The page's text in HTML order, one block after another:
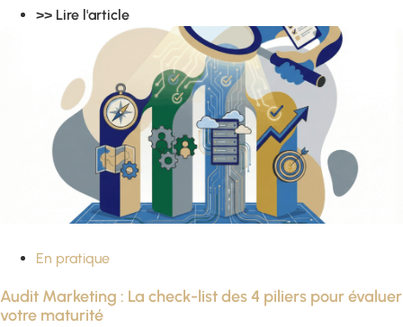
>> Lire l'article
En pratique
Audit Marketing : La check-list des 4 piliers pour évaluer
votre maturité